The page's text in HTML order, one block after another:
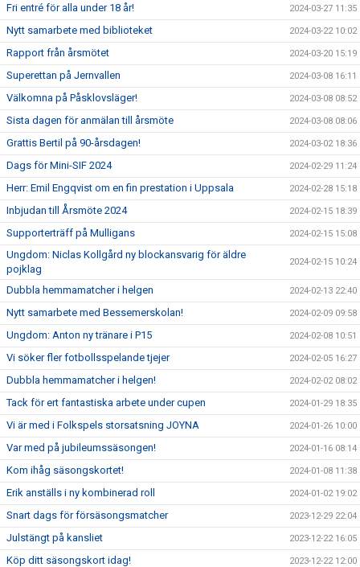
Fri entré för alla under 18 år! 2024-03-27 11:35
Nytt samarbete med biblioteket 2024-03-22 10:02
Rapport från årsmötet 2024-03-20 15:19
Superettan på Jernvallen 2024-03-08 16:11
Välkomna på Påsklovsläger! 2024-03-08 08:52
Sista dagen för anmälan till årsmöte 2024-03-08 08:06
Grattis Bertil på 90-årsdagen! 2024-03-02 18:36
Dags för Mini-SIF 2024 2024-02-29 11:24
Herr: Emil Engqvist om en fin prestation i Uppsala 2024-02-28 15:18
Inbjudan till Årsmöte 2024 2024-02-15 18:39
Supporterträff på Mulligans 2024-02-15 15:08
Ungdom: Niclas Kollgård ny blockansvarig för äldre
pojklag
2024-02-15 10:24
Dubbla hemmamatcher i helgen 2024-02-13 22:40
Nytt samarbete med Bessemerskolan! 2024-02-09 09:58
Ungdom: Anton ny tränare i P15 2024-02-08 10:51
Vi söker fler fotbollsspelande tjejer 2024-02-05 16:27
Dubbla hemmamatcher i helgen! 2024-02-02 08:02
Tack för ert fantastiska arbete under cupen 2024-01-29 18:35
Vi är med i Folkspels storsatsning JOYNA 2024-01-26 10:00
Var med på jubileumssäsongen! 2024-01-16 08:14
Kom ihåg säsongskortet! 2024-01-08 11:38
Erik anställs i ny kombinerad roll 2024-01-02 19:02
Snart dags för försäsongsmatcher 2023-12-29 22:04
Julstängt på kansliet 2023-12-22 16:05
Köp ditt säsongskort idag! 2023-12-22 12:00